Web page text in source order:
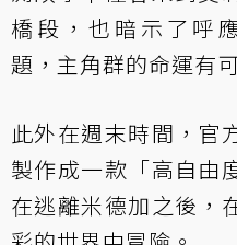
橋段，也暗示了呼
題，主角群的命運有
此外在週末時間，官
製作成一款「高自由
在逃離米德加之後，